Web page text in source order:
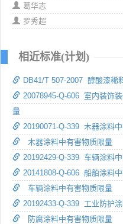
葛华志
罗秀超
相近标准(计划)
DB41/T 507-2007 醇酸漆稀
20078945-Q-606 室内装饰
量
20190071-Q-339 木器涂料
木器涂料中有害物质限量
20192429-Q-339 车辆涂料
20141808-Q-606 船舶涂料
车辆涂料中有害物质限量
20192433-Q-339 工业防护
防腐涂料中有害物质限量